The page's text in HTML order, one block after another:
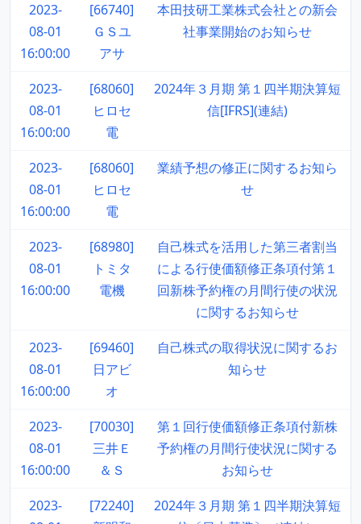
2023-
08-01
16:00:00
[66740]
ＧＳユ
アサ
本田技研工業株式会社との新会
社事業開始のお知らせ
2023-
08-01
16:00:00
[68060]
ヒロセ
電
2024年３月期 第１四半期決算短
信[IFRS](連結)
2023-
08-01
16:00:00
[68060]
ヒロセ
電
業績予想の修正に関するお知ら
せ
2023-
08-01
16:00:00
[68980]
トミタ
電機
自己株式を活用した第三者割当
による行使価額修正条項付第１
回新株予約権の月間行使の状況
に関するお知らせ
2023-
08-01
16:00:00
[69460]
日アビ
オ
自己株式の取得状況に関するお
知らせ
2023-
08-01
16:00:00
[70030]
三井Ｅ
＆Ｓ
第１回行使価額修正条項付新株
予約権の月間行使状況に関する
お知らせ
2023-
[72240]
2024年３月期 第１四半期決算短